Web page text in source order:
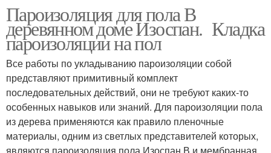
Пароизоляция для пола В
деревянном доме Изоспан. Кладка
пароизоляции на пол
Все работы по укладыванию пароизоляции собой
представляют примитивный комплект
последовательных действий, они не требуют каких-то
особенных навыков или знаний. Для пароизоляции пола
из дерева применяются как правило пленочные
материалы, одним из светлых представителей которых,